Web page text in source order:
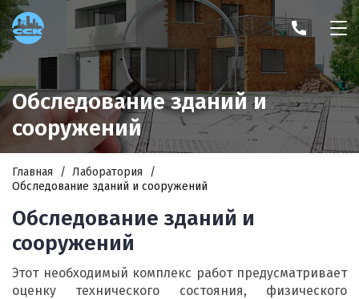
Главная
Лаборатория
Обследование зданий и сооружений
Обследование зданий и
сооружений
Обследование зданий и
сооружений
Этот необходимый комплекс работ предусматривает
оценку технического состояния, физического